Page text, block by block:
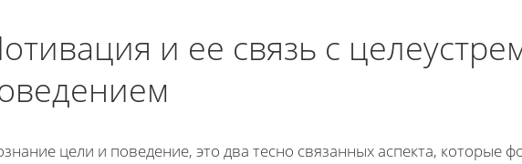
и ее связь с
цели и поведение, это два тесно связанных аспекта, которые